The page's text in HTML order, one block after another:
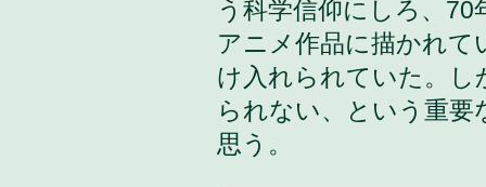
う科学信仰にしろ、
アニメ作品に描かれ
け入れられていた。し
られない、という重
思う。